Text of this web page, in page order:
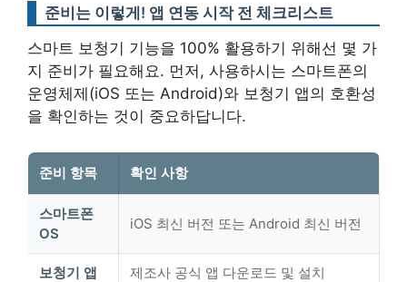
준비는 이렇게! 앱 연동 시작 전 체크리스트
스마트 보청기 기능을 100% 활용하기 위해선 몇 가
지 준비가 필요해요. 먼저, 사용하시는 스마트폰의
운영체제(iOS 또는 Android)와 보청기 앱의 호환성
을 확인하는 것이 중요하답니다.
준비 항목 확인 사항
스마트폰
OS
iOS 최신 버전 또는 Android 최신 버전
보청기 앱 제조사 공식 앱 다운로드 및 설치